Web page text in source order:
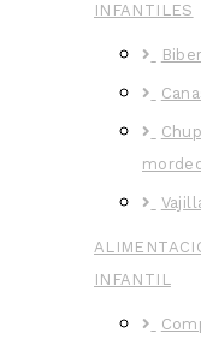
INFANTILES
INFANTIL